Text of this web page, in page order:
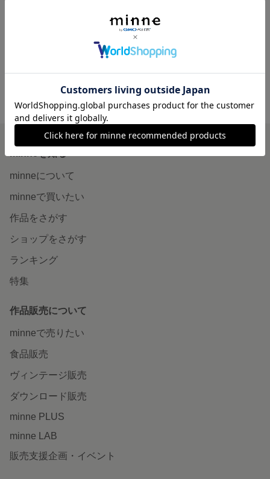
Autumn cow
minne ホーム Scoop の作品一覧
minneについて
minneで買いたい
作品をさがす
ショップをさがす
ランキング
特集
作品販売について
minneで売りたい
食品販売
ヴィンテージ販売
ダウンロード販売
minne PLUS
minne LAB
販売支援企画・イベント